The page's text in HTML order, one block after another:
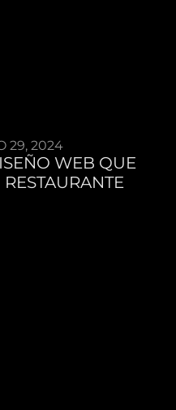
29, 2024
WEB QUE